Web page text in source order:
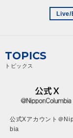
Live/
TOPICS
トピックス
公式Xアカウント＠
bia